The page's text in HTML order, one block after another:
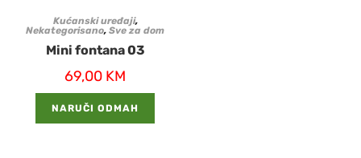
Kućanski uređaji,
Nekategorisano,Sve za dom
Mini fontana 03
69,00 KM
NARUČI ODMAH